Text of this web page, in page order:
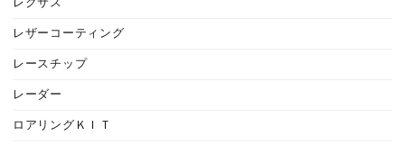
レクサス
レザーコーティング
レースチップ
レーダー
ロアリングＫＩＴ